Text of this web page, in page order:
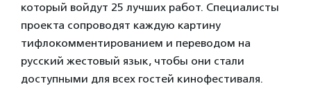
который войдут 25 лучших работ. Специалисты
проекта сопроводят каждую картину
тифлокомментированием и переводом на
русский жестовый язык, чтобы они стали
доступными для всех гостей кинофестиваля.